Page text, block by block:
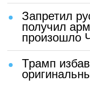
Запретил
получил
произошло
Трамп